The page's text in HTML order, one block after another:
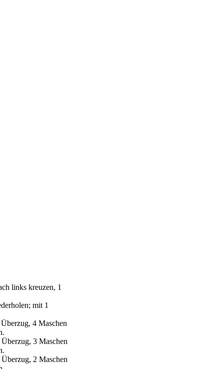
links kreuzen, 1
mit 1
4 Maschen
3 Maschen
2 Maschen